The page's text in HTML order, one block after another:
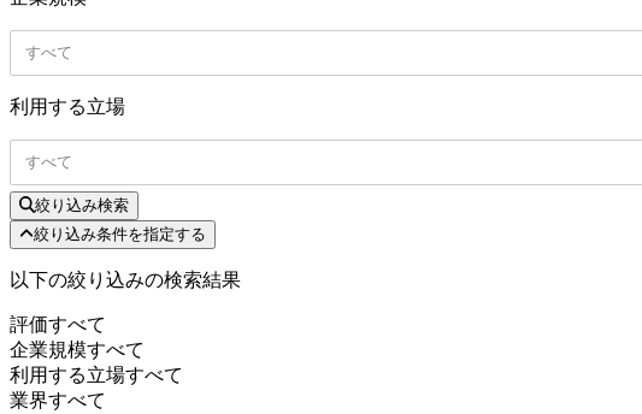
すべて
利用する立場
すべて
絞り込み検索
絞り込み条件を指定する
以下の絞り込みの検索結果
評価すべて
企業規模すべて
利用する立場すべて
業界すべて